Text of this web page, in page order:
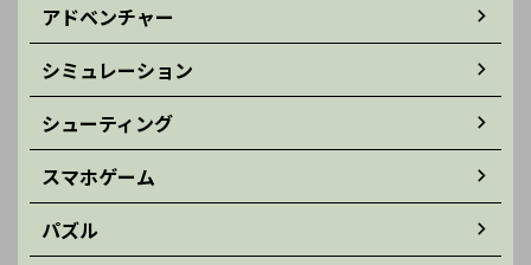
アドベンチャー
シミュレーション
シューティング
スマホゲーム
パズル